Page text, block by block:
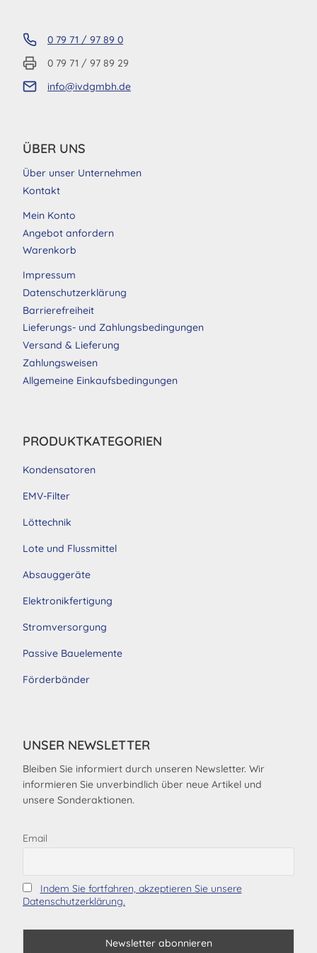
0 79 71 / 97 89 0
0 79 71 / 97 89 29
info@ivdgmbh.de
ÜBER UNS
Über unser Unternehmen
Kontakt
Mein Konto
Angebot anfordern
Warenkorb
Impressum
Datenschutzerklärung
Barrierefreiheit
Lieferungs- und Zahlungsbedingungen
Versand & Lieferung
Zahlungsweisen
Allgemeine Einkaufsbedingungen
PRODUKTKATEGORIEN
Kondensatoren
EMV-Filter
Löttechnik
Lote und Flussmittel
Absauggeräte
Elektronikfertigung
Stromversorgung
Passive Bauelemente
Förderbänder
UNSER NEWSLETTER
Bleiben Sie informiert durch unseren Newsletter. Wir
informieren Sie unverbindlich über neue Artikel und
unsere Sonderaktionen.
Email
Indem Sie fortfahren, akzeptieren Sie unsere
Datenschutzerklärung.